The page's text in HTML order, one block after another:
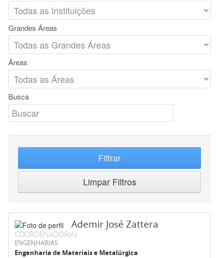
Grandes Áreas
Áreas
Busca
Filtrar
Limpar Filtros
Ademir José Zattera
COORDENADOR(A)
ENGENHARIAS
Engenharia de Materiais e Metalúrgica